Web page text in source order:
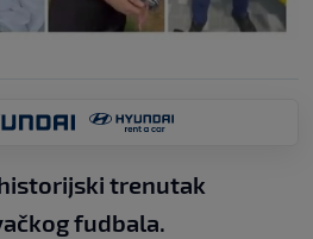
trenutak
fudbala.